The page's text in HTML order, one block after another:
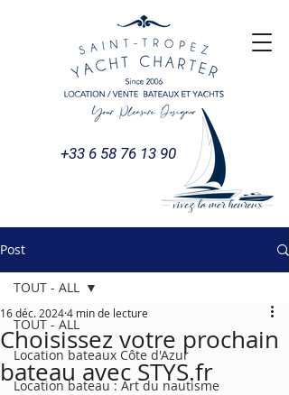
+33 6 58 76 13 90
Post
TOUT - ALL
Location bateaux Côte d'Azur
Location bateau : Art du nautisme
TOUT - ALL
Choisissez votre prochain
bateau avec STYS.fr
16 déc. 20244 min de lecture